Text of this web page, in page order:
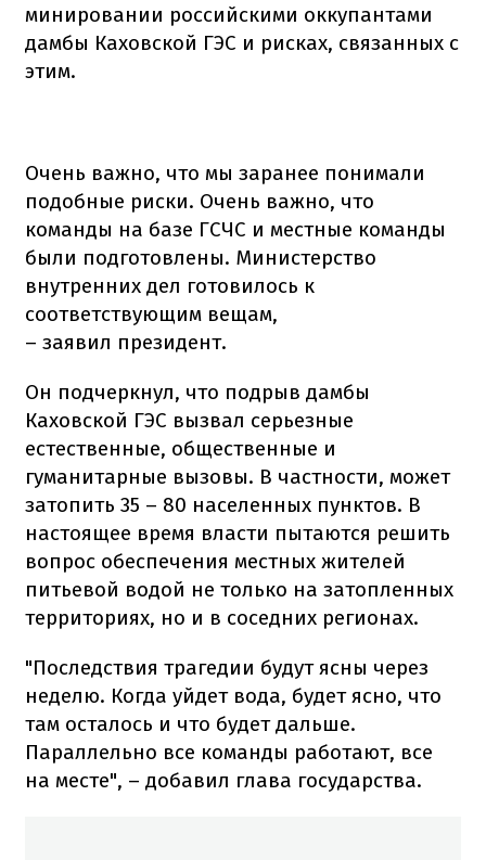
минировании российскими оккупантами
дамбы Каховской ГЭС и рисках, связанных с
этим.
Очень важно, что мы заранее понимали
подобные риски. Очень важно, что
команды на базе ГСЧС и местные команды
были подготовлены. Министерство
внутренних дел готовилось к
соответствующим вещам,
– заявил президент.
Он подчеркнул, что подрыв дамбы
Каховской ГЭС вызвал серьезные
естественные, общественные и
гуманитарные вызовы. В частности, может
затопить 35 – 80 населенных пунктов. В
настоящее время власти пытаются решить
вопрос обеспечения местных жителей
питьевой водой не только на затопленных
территориях, но и в соседних регионах.
"Последствия трагедии будут ясны через
неделю. Когда уйдет вода, будет ясно, что
там осталось и что будет дальше.
Параллельно все команды работают, все
на месте", – добавил глава государства.